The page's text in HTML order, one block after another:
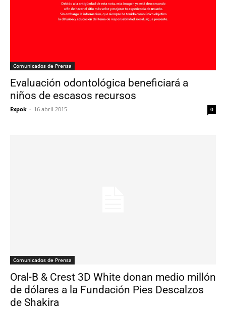
Comunicados de Prensa
Evaluación odontológica beneficiará a
niños de escasos recursos
Expok - 16 abril 2015 0
Comunicados de Prensa
Oral-B & Crest 3D White donan medio millón
de dólares a la Fundación Pies Descalzos
de Shakira